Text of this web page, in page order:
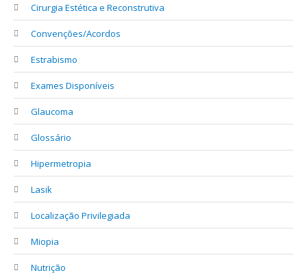
Cirurgia Estética e Reconstrutiva
Convenções/Acordos
Estrabismo
Exames Disponíveis
Glaucoma
Glossário
Hipermetropia
Lasik
Localização Privilegiada
Miopia
Nutrição